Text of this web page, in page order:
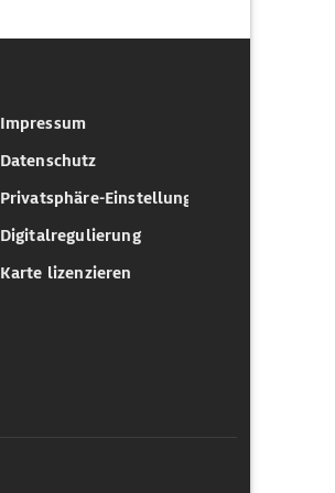
Impressum
Datenschutz
Privatsphäre-Einstellungen
Digitalregulierung
Karte lizenzieren